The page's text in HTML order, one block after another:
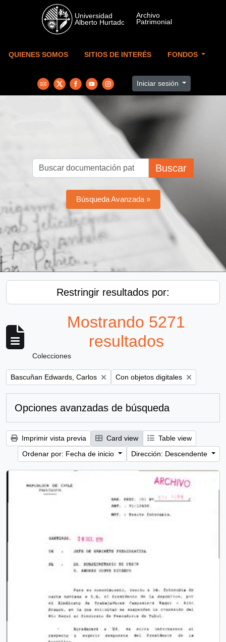
Skip to main content
QUIENES SOMOS SITIOS DE INTERÉS FONDOS
Iniciar sesión
Buscar
Búsqueda Avanzada »
Restringir resultados por:
Mostrando 5271
resultados
Colecciones
Remove filter:
Bascuñan Edwards, Carlos Remove filter:
Con objetos digitales
Opciones avanzadas de búsqueda
Imprimir vista previa Card view
Table view
Ordenar por: Fecha de inicio
Dirección: Descendente